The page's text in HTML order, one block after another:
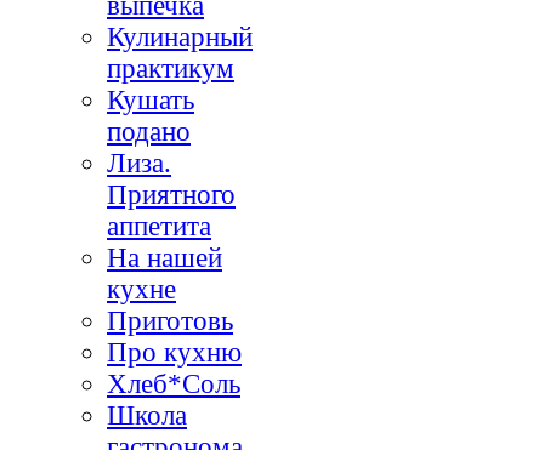
Кулинарный
практикум
Кушать
подано
Лиза.
Приятного
аппетита
На нашей
кухне
Приготовь
Про кухню
Хлеб*Соль
Школа